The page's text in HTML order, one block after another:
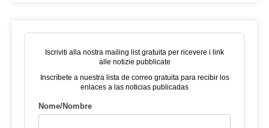
Iscriviti alla nostra mailing list gratuita per ricevere i link
alle notizie pubblicate
Inscríbete a nuestra lista de correo gratuita para recibir los
enlaces a las noticias publicadas
Nome/Nombre